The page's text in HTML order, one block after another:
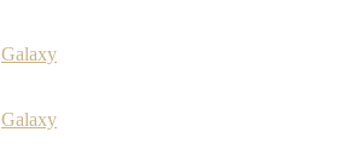
Galaxy
Galaxy